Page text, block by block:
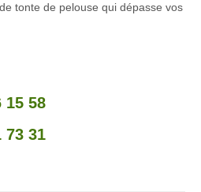
tonte de pelouse qui dépasse vos
15 58
73 31